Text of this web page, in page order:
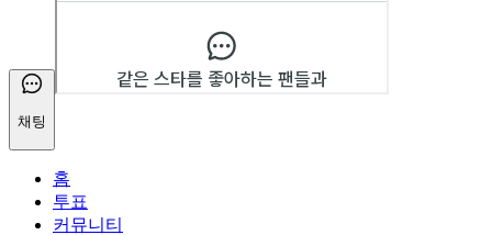
채팅
홈
투표
커뮤니티